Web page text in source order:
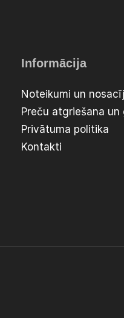
Informācija
Noteikumi un
Preču atgriešana un
Privātuma politika
Kontakti